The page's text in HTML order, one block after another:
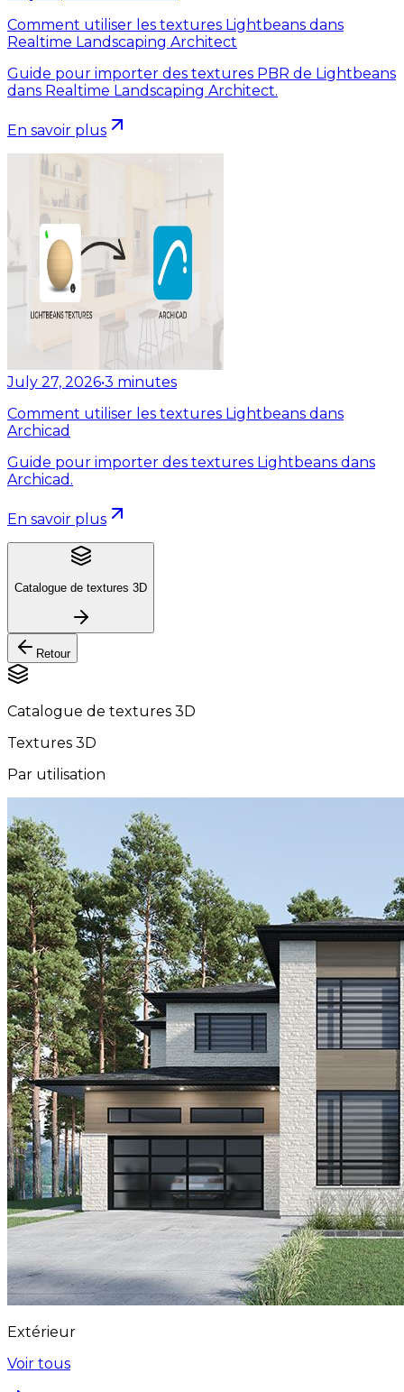
Comment utiliser les textures Lightbeans dans
Realtime Landscaping Architect
Guide pour importer des textures PBR de Lightbeans
dans Realtime Landscaping Architect.
En savoir plus
July 27, 2026•3 minutes
Comment utiliser les textures Lightbeans dans
Archicad
Guide pour importer des textures Lightbeans dans
Archicad.
En savoir plus
Catalogue de textures 3D
Retour
Catalogue de textures 3D
Textures 3D
Par utilisation
Extérieur
Voir tous